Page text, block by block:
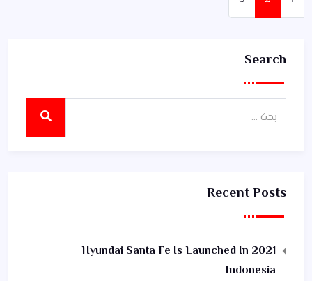
Search
Recent Posts
2021 Hyundai Santa Fe Is Launched In
Indonesia